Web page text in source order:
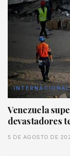
INTERNACIONAL
Venezuela
devastadores
5 DE AGOSTO DE